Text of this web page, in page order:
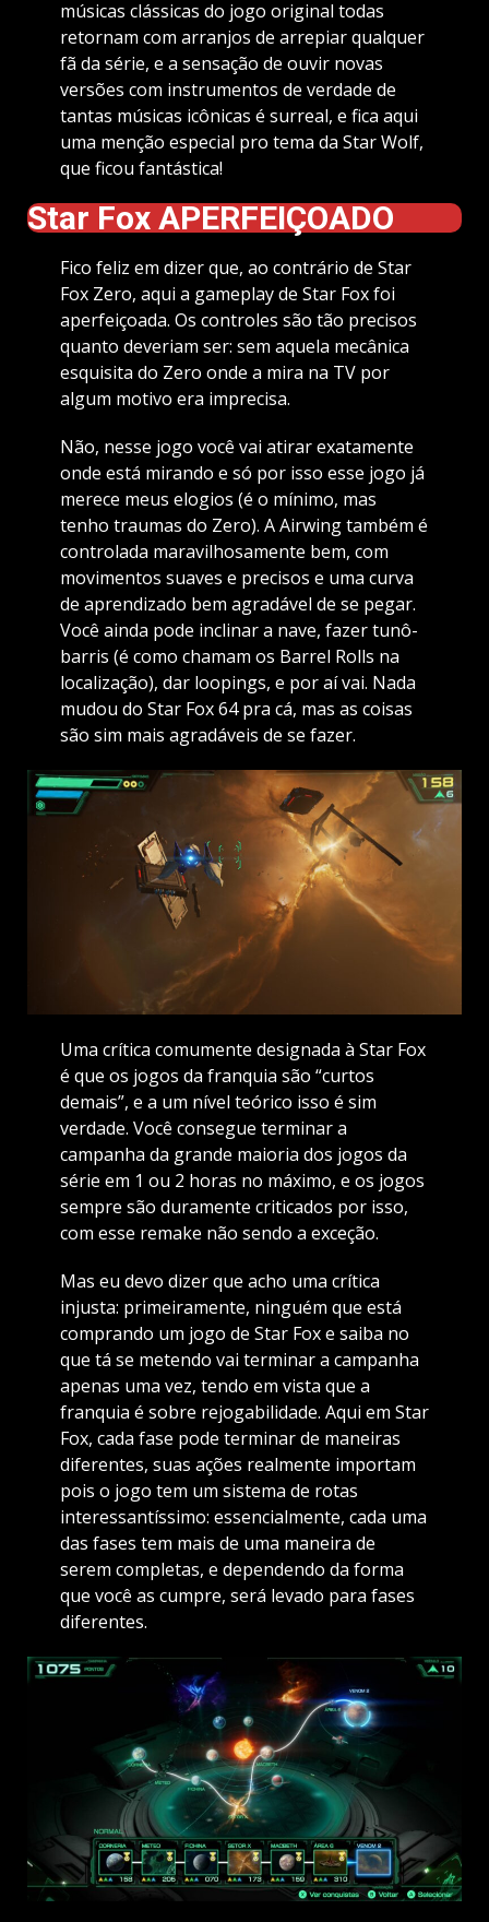
músicas clássicas do jogo original todas
retornam com arranjos de arrepiar qualquer
fã da série, e a sensação de ouvir novas
versões com instrumentos de verdade de
tantas músicas icônicas é surreal, e fica aqui
uma menção especial pro tema da Star Wolf,
que ficou fantástica!
Star Fox APERFEIÇOADO
Fico feliz em dizer que, ao contrário de Star
Fox Zero, aqui a gameplay de Star Fox foi
aperfeiçoada. Os controles são tão precisos
quanto deveriam ser: sem aquela mecânica
esquisita do Zero onde a mira na TV por
algum motivo era imprecisa.
Não, nesse jogo você vai atirar exatamente
onde está mirando e só por isso esse jogo já
merece meus elogios (é o mínimo, mas
tenho traumas do Zero). A Airwing também é
controlada maravilhosamente bem, com
movimentos suaves e precisos e uma curva
de aprendizado bem agradável de se pegar.
Você ainda pode inclinar a nave, fazer tunô-
barris (é como chamam os Barrel Rolls na
localização), dar loopings, e por aí vai. Nada
mudou do Star Fox 64 pra cá, mas as coisas
são sim mais agradáveis de se fazer.
Uma crítica comumente designada à Star Fox
é que os jogos da franquia são “curtos
demais”, e a um nível teórico isso é sim
verdade. Você consegue terminar a
campanha da grande maioria dos jogos da
série em 1 ou 2 horas no máximo, e os jogos
sempre são duramente criticados por isso,
com esse remake não sendo a exceção.
Mas eu devo dizer que acho uma crítica
injusta: primeiramente, ninguém que está
comprando um jogo de Star Fox e saiba no
que tá se metendo vai terminar a campanha
apenas uma vez, tendo em vista que a
franquia é sobre rejogabilidade. Aqui em Star
Fox, cada fase pode terminar de maneiras
diferentes, suas ações realmente importam
pois o jogo tem um sistema de rotas
interessantíssimo: essencialmente, cada uma
das fases tem mais de uma maneira de
serem completas, e dependendo da forma
que você as cumpre, será levado para fases
diferentes.